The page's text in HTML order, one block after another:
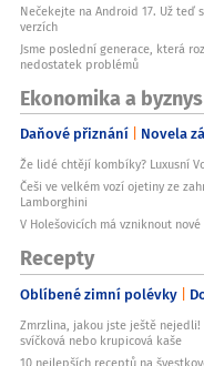
Nečekejte na Android 17. Už teď
verzích
Jsme poslední generace, která
nedostatek problémů
Ekonomika a byznys
Daňové přiznání Novela
Že lidé chtějí kombíky? Luxusní
Češi ve velkém vozí ojetiny ze
Lamborghini
V Holešovicích má vzniknout
Recepty
Oblíbené zimní polévky
Zmrzlina, jakou jste ještě
svíčková nebo krupicová kaše
10 nejlepších receptů na